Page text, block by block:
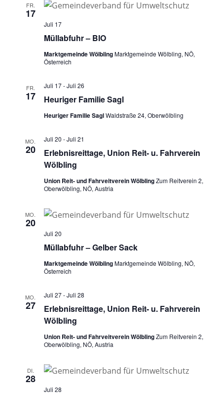
FR.
17
Müllabfuhr – BIO
Juli 17
Marktgemeinde WölblingMarktgemeinde Wölbling, NÖ,
Österreich
FR.
17 Heuriger Familie Sagl
Juli 17-Juli 26
Heuriger Familie SaglWaldstraße 24, Oberwölbling
MO.
20
Erlebnisreittage, Union Reit- u. Fahrverein
Wölbling
Juli 20 -Juli 21
Union Reit- und Fahrveitverein WölblingZum Reitverein 2,
Oberwölbling, NÖ, Austria
MO.
20
Müllabfuhr – Gelber Sack
Juli 20
Marktgemeinde WölblingMarktgemeinde Wölbling, NÖ,
Österreich
MO.
27
Erlebnisreittage, Union Reit- u. Fahrverein
Wölbling
Juli 27-Juli 28
Union Reit- und Fahrveitverein WölblingZum Reitverein 2,
Oberwölbling, NÖ, Austria
DI.
28
Juli 28